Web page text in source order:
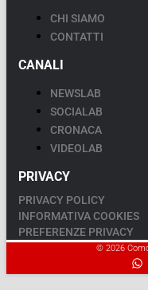
CHI SIAMO
CONTATTI
CANALI
NEWSLAB
SOCIALAB
CRONACA
VIDEOLAB
PRIVACY
PRIVACY POLICY
INFORMATIVA COOKIES
PREFERENZE PRIVACY
© 2026